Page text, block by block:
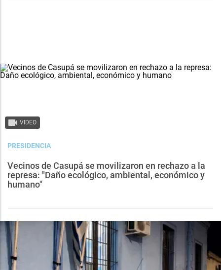
VIDEO
PRESIDENCIA
Vecinos de Casupá se movilizaron en rechazo a la
represa: "Daño ecológico, ambiental, económico y
humano"